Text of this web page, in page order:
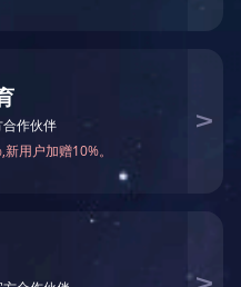
1/1第 1-0 条